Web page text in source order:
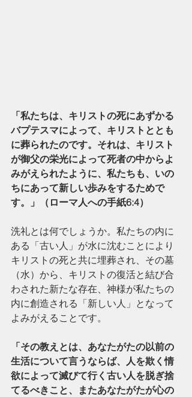
「私たちは、キリストの死にあずかる
バプテスマによって、キリストととも
に葬られたのです。それは、キリスト
が御父の栄光によって死者の中からよ
みがえられたように、私たちも、いの
ちにあって新しい歩みをするためで
す。」（ローマ人への手紙6:4）
洗礼とは何でしょうか。私たちの内に
ある「古い人」が水に沈むことにより
キリストの死と共に埋葬され、その墓
（水）から、キリストの復活と結び合
わされた新たな存在、神様が私たちの
内に創造される「新しい人」となって
よみがえることです。
「その教えとは、あなたがたの以前の
生活について言うならば、人を欺く情
欲によって滅びて行く古い人を脱ぎ捨
てるべきこと、またあなたがたが心の